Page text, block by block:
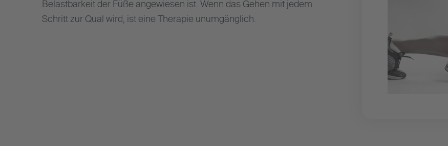
Belastbarkeit der Füße angewiesen ist. Wenn das Gehen mit jedem
Schritt zur Qual wird, ist eine Therapie unumgänglich.